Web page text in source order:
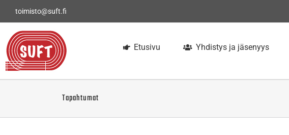
toimisto@suft.fi
Etusivu Yhdistys ja jäsenyys
Tapahtumat